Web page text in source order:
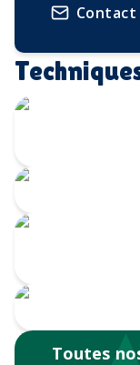
Contact
Toutes